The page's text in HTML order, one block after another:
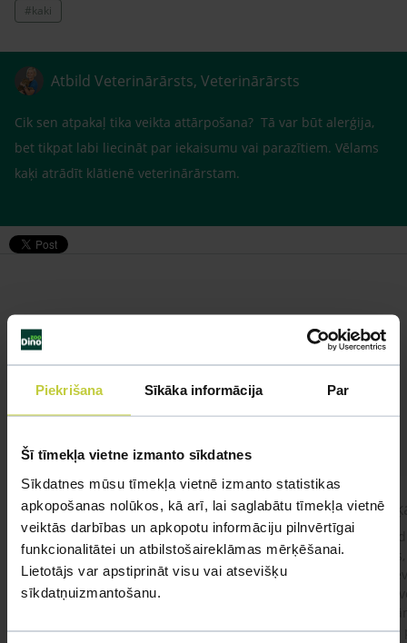
Piekrišana Sīkāka informācija Par
Šī tīmekļa vietne izmanto sīkdatnes
Sīkdatnes mūsu tīmekļa vietnē izmanto statistikas
apkopošanas nolūkos, kā arī, lai saglabātu tīmekļa vietnē
veiktās darbības un apkopotu informāciju pilnvērtīgai
funkcionalitātei un atbilstošaireklāmas mērķēšanai.
Lietotājs var apstiprināt visu vai atsevišķu
sīkdatņuizmantošanu.
#kaki
Atbild Veterinārārsts, Veterinārārsts
Cik sen atpakaļ tika veikta attārpošana? Tā var būt alerģija,
bet tikpat labi liecināt par iekaisumu vai parazītiem. Vēlams
kaķi atrādīt klātienē veterinārārstam.
Līdzīgi jautājumi
UZDOT JAUTĀJUMU
kaķis apēdis plēvi
Ja kaķim gadījies apēst plastiku ,ko ieklāj zem
garnelēm kārbiņās apakšā.Kādas sekas varētu
būt?Kā kaķis varētu reağēt...Ko darīt?
#kakis #apedis #plevi
viņš